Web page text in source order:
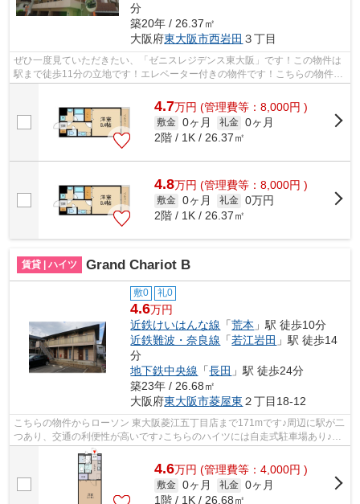
分
築20年 / 26.37㎡
大阪府東大阪市西岩田 ３丁目
ぜひ一度見ていただきたい、「ゼニスレジデンス東大阪」です！この物件は
駅まで徒歩11分の立地です！エレベーター付きの物件です！こちらの物件で
は初期費用をカードでお支払いいただ...
4.7万円 (管理費等：8,000円 )
敷金 0ヶ月 礼金 0ヶ月
2階 / 1K / 26.37㎡
4.8万円 (管理費等：8,000円 )
敷金 0ヶ月 礼金 0万円
2階 / 1K / 26.37㎡
賃貸 | ハイツ Grand Chariot B
敷0 礼0
4.6万円
近鉄けいはんな線 「荒本 」駅 徒歩10分
近鉄難波・奈良線 「若江岩田 」駅 徒歩14
分
地下鉄中央線 「長田 」駅 徒歩24分
築23年 / 26.68㎡
大阪府東大阪市菱屋東 ２丁目18-12
こちらの物件からローソン 東大阪菱江五丁目店まで171mです♪周辺に駅が二
つあり、交通の利便性が高いです♪こちらのハイツには自走式駐車場あり♪朝
に慌てることなく行動するために駅か...
4.6万円 (管理費等：4,000円 )
敷金 0ヶ月 礼金 0ヶ月
1階 / 1K / 26.68㎡